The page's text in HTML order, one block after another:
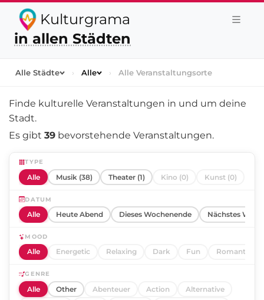
Kulturgrama
in allen Städten
Alle Städte › Alle › Alle Veranstaltungsorte
Finde kulturelle Veranstaltungen in und um deine
Stadt.
Es gibt 39 bevorstehende Veranstaltungen.
TYPE
Alle Musik (38) Theater (1) Kino (0) Kunst (0)
DATUM
Alle Heute Abend Dieses Wochenende Nächstes
MOOD
Alle Energetic Relaxing Dark Fun Romantic
GENRE
Alle Other Abenteuer Action
Alternative